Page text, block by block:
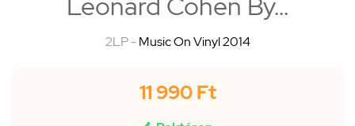
2LP -Music On Vinyl 2014
11 990 Ft